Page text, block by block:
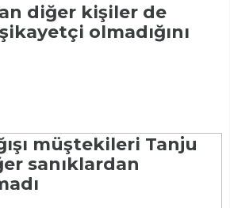
diğer kişiler de
olmadığını